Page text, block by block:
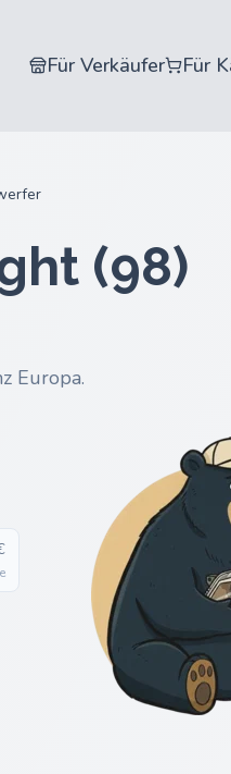
Für Verkäufer Für
(98)
Europa.